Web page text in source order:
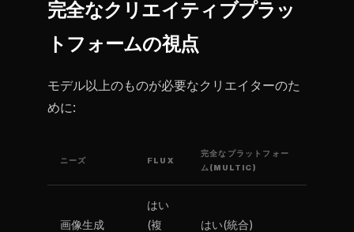
完全なクリエイティブプラッ
トフォームの視点
モデル以上のものが必要なクリエイターのた
めに:
ニーズ FLUX
完全なプラットフォー
ム(MULTIC)
画像生成
はい
(複
はい(統合)